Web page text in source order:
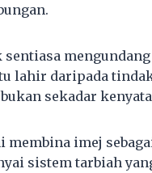
lahir daripada
sekadar
membina imej
sistem tarbiah